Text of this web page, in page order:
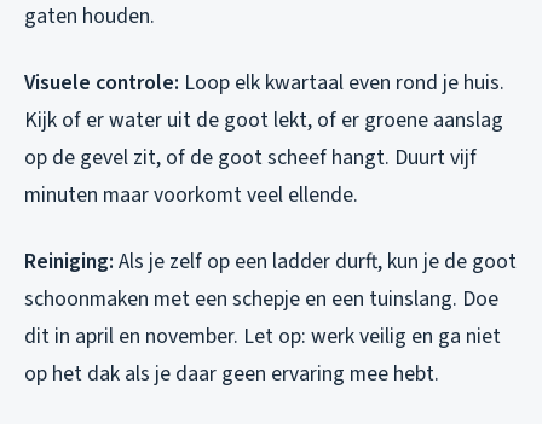
gaten houden.
Visuele controle: Loop elk kwartaal even rond je huis.
Kijk of er water uit de goot lekt, of er groene aanslag
op de gevel zit, of de goot scheef hangt. Duurt vijf
minuten maar voorkomt veel ellende.
Reiniging: Als je zelf op een ladder durft, kun je de goot
schoonmaken met een schepje en een tuinslang. Doe
dit in april en november. Let op: werk veilig en ga niet
op het dak als je daar geen ervaring mee hebt.